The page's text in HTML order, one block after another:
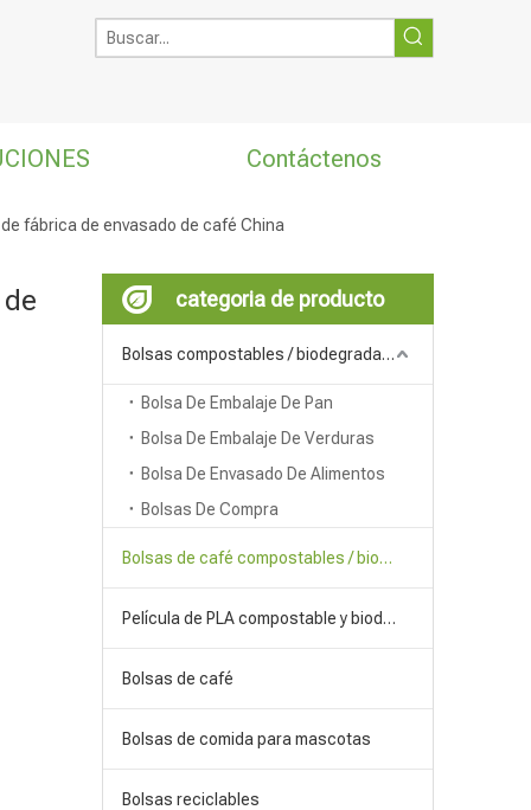
Contáctenos
fábrica de envasado de café China
categoria de producto
Bolsas compostables / biodegradables
Bolsa De Embalaje De Pan
Bolsa De Embalaje De Verduras
Bolsa De Envasado De Alimentos
Bolsas De Compra
Bolsas de café compostables / biodegradables
Película de PLA compostable y biodegradable
Bolsas de café
Bolsas de comida para mascotas
Bolsas reciclables